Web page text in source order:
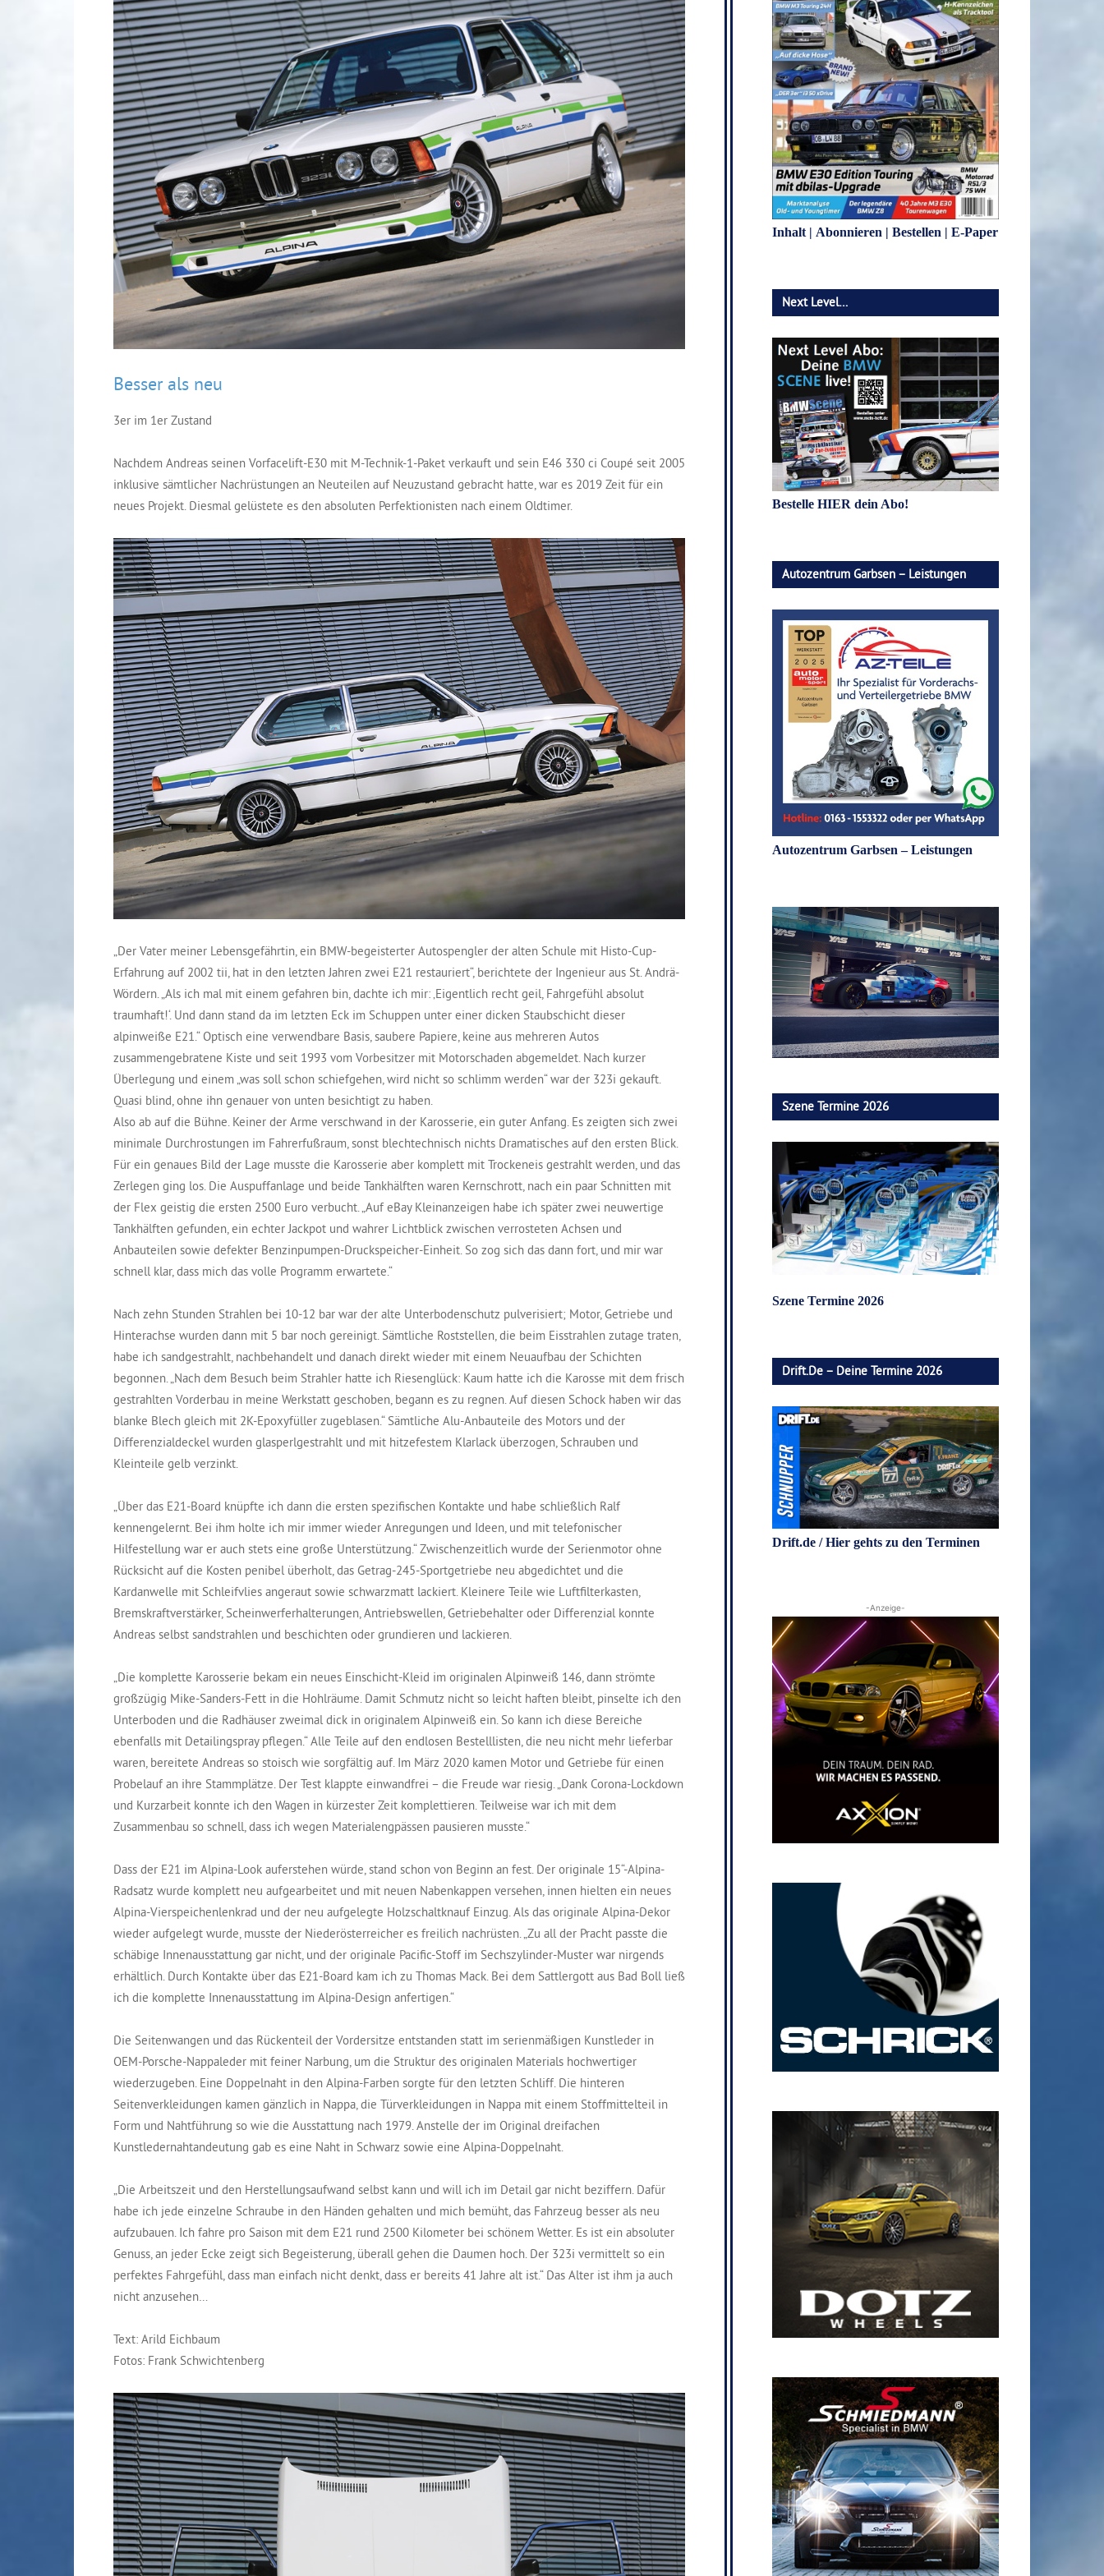
Besser als neu
3er im 1er Zustand
Nachdem Andreas seinen Vorfacelift-E30 mit M-Technik-1-Paket verkauft und sein E46 330 ci Coupé seit 2005
inklusive sämtlicher Nachrüstungen an Neuteilen auf Neuzustand gebracht hatte, war es 2019 Zeit für ein
neues Projekt. Diesmal gelüstete es den absoluten Perfektionisten nach einem Oldtimer.
„Der Vater meiner Lebensgefährtin, ein BMW-begeisterter Autospengler der alten Schule mit Histo-Cup-
Erfahrung auf 2002 tii, hat in den letzten Jahren zwei E21 restauriert“, berichtete der Ingenieur aus St. Andrä-
Wördern. „Als ich mal mit einem gefahren bin, dachte ich mir: ‚Eigentlich recht geil, Fahrgefühl absolut
traumhaft!‘. Und dann stand da im letzten Eck im Schuppen unter einer dicken Staubschicht dieser
alpinweiße E21.“ Optisch eine verwendbare Basis, saubere Papiere, keine aus mehreren Autos
zusammengebratene Kiste und seit 1993 vom Vorbesitzer mit Motorschaden abgemeldet. Nach kurzer
Überlegung und einem „was soll schon schiefgehen, wird nicht so schlimm werden“ war der 323i gekauft.
Quasi blind, ohne ihn genauer von unten besichtigt zu haben.
Also ab auf die Bühne. Keiner der Arme verschwand in der Karosserie, ein guter Anfang. Es zeigten sich zwei
minimale Durchrostungen im Fahrerfußraum, sonst blechtechnisch nichts Dramatisches auf den ersten Blick.
Für ein genaues Bild der Lage musste die Karosserie aber komplett mit Trockeneis gestrahlt werden, und das
Zerlegen ging los. Die Auspuffanlage und beide Tankhälften waren Kernschrott, nach ein paar Schnitten mit
der Flex geistig die ersten 2500 Euro verbucht. „Auf eBay Kleinanzeigen habe ich später zwei neuwertige
Tankhälften gefunden, ein echter Jackpot und wahrer Lichtblick zwischen verrosteten Achsen und
Anbauteilen sowie defekter Benzinpumpen-Druckspeicher-Einheit. So zog sich das dann fort, und mir war
schnell klar, dass mich das volle Programm erwartete.“
Nach zehn Stunden Strahlen bei 10-12 bar war der alte Unterbodenschutz pulverisiert; Motor, Getriebe und
Hinterachse wurden dann mit 5 bar noch gereinigt. Sämtliche Roststellen, die beim Eisstrahlen zutage traten,
habe ich sandgestrahlt, nachbehandelt und danach direkt wieder mit einem Neuaufbau der Schichten
begonnen. „Nach dem Besuch beim Strahler hatte ich Riesenglück: Kaum hatte ich die Karosse mit dem frisch
gestrahlten Vorderbau in meine Werkstatt geschoben, begann es zu regnen. Auf diesen Schock haben wir das
blanke Blech gleich mit 2K-Epoxyfüller zugeblasen.“ Sämtliche Alu-Anbauteile des Motors und der
Differenzialdeckel wurden glasperlgestrahlt und mit hitzefestem Klarlack überzogen, Schrauben und
Kleinteile gelb verzinkt.
„Über das E21-Board knüpfte ich dann die ersten spezifischen Kontakte und habe schließlich Ralf
kennengelernt. Bei ihm holte ich mir immer wieder Anregungen und Ideen, und mit telefonischer
Hilfestellung war er auch stets eine große Unterstützung.“ Zwischenzeitlich wurde der Serienmotor ohne
Rücksicht auf die Kosten penibel überholt, das Getrag-245-Sportgetriebe neu abgedichtet und die
Kardanwelle mit Schleifvlies angeraut sowie schwarzmatt lackiert. Kleinere Teile wie Luftfilterkasten,
Bremskraftverstärker, Scheinwerferhalterungen, Antriebswellen, Getriebehalter oder Differenzial konnte
Andreas selbst sandstrahlen und beschichten oder grundieren und lackieren.
„Die komplette Karosserie bekam ein neues Einschicht-Kleid im originalen Alpinweiß 146, dann strömte
großzügig Mike-Sanders-Fett in die Hohlräume. Damit Schmutz nicht so leicht haften bleibt, pinselte ich den
Unterboden und die Radhäuser zweimal dick in originalem Alpinweiß ein. So kann ich diese Bereiche
ebenfalls mit Detailingspray pflegen.“ Alle Teile auf den endlosen Bestelllisten, die neu nicht mehr lieferbar
waren, bereitete Andreas so stoisch wie sorgfältig auf. Im März 2020 kamen Motor und Getriebe für einen
Probelauf an ihre Stammplätze. Der Test klappte einwandfrei – die Freude war riesig. „Dank Corona-Lockdown
und Kurzarbeit konnte ich den Wagen in kürzester Zeit komplettieren. Teilweise war ich mit dem
Zusammenbau so schnell, dass ich wegen Materialengpässen pausieren musste.“
Dass der E21 im Alpina-Look auferstehen würde, stand schon von Beginn an fest. Der originale 15“-Alpina-
Radsatz wurde komplett neu aufgearbeitet und mit neuen Nabenkappen versehen, innen hielten ein neues
Alpina-Vierspeichenlenkrad und der neu aufgelegte Holzschaltknauf Einzug. Als das originale Alpina-Dekor
wieder aufgelegt wurde, musste der Niederösterreicher es freilich nachrüsten. „Zu all der Pracht passte die
schäbige Innenausstattung gar nicht, und der originale Pacific-Stoff im Sechszylinder-Muster war nirgends
erhältlich. Durch Kontakte über das E21-Board kam ich zu Thomas Mack. Bei dem Sattlergott aus Bad Boll ließ
ich die komplette Innenausstattung im Alpina-Design anfertigen.“
Die Seitenwangen und das Rückenteil der Vordersitze entstanden statt im serienmäßigen Kunstleder in
OEM-Porsche-Nappaleder mit feiner Narbung, um die Struktur des originalen Materials hochwertiger
wiederzugeben. Eine Doppelnaht in den Alpina-Farben sorgte für den letzten Schliff. Die hinteren
Seitenverkleidungen kamen gänzlich in Nappa, die Türverkleidungen in Nappa mit einem Stoffmittelteil in
Form und Nahtführung so wie die Ausstattung nach 1979. Anstelle der im Original dreifachen
Kunstledernahtandeutung gab es eine Naht in Schwarz sowie eine Alpina-Doppelnaht.
„Die Arbeitszeit und den Herstellungsaufwand selbst kann und will ich im Detail gar nicht beziffern. Dafür
habe ich jede einzelne Schraube in den Händen gehalten und mich bemüht, das Fahrzeug besser als neu
aufzubauen. Ich fahre pro Saison mit dem E21 rund 2500 Kilometer bei schönem Wetter. Es ist ein absoluter
Genuss, an jeder Ecke zeigt sich Begeisterung, überall gehen die Daumen hoch. Der 323i vermittelt so ein
perfektes Fahrgefühl, dass man einfach nicht denkt, dass er bereits 41 Jahre alt ist.“ Das Alter ist ihm ja auch
nicht anzusehen…
Text: Arild Eichbaum
Fotos: Frank Schwichtenberg
Inhalt | Abonnieren | Bestellen | E-Paper
Next Level…
Bestelle HIER dein Abo!
Autozentrum Garbsen – Leistungen
Autozentrum Garbsen – Leistungen
Szene Termine 2026
Szene Termine 2026
Drift.de – Deine Termine 2026
Drift.de / Hier gehts zu den Terminen
-Anzeige-